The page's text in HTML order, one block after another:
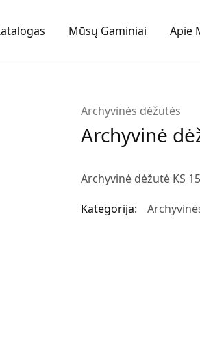
Mūsų Gaminiai Apie
Archyvinės dėžutės
Archyvinė
Archyvinė dėžutė KS
Kategorija: